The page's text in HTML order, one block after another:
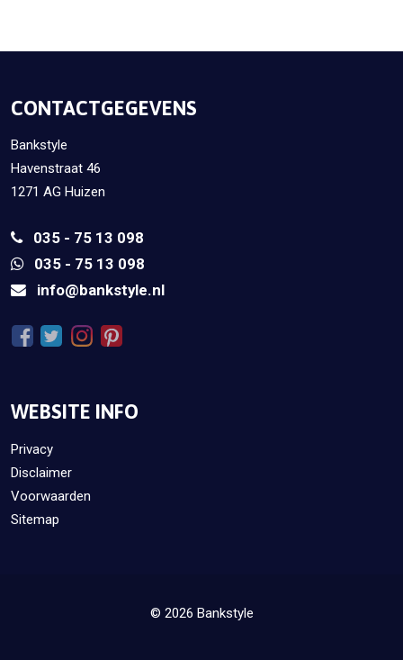
CONTACTGEGEVENS
Bankstyle
Havenstraat 46
1271 AG Huizen
035 - 75 13 098
035 - 75 13 098
info@bankstyle.nl
WEBSITE INFO
Privacy
Disclaimer
Voorwaarden
Sitemap
© 2026 Bankstyle